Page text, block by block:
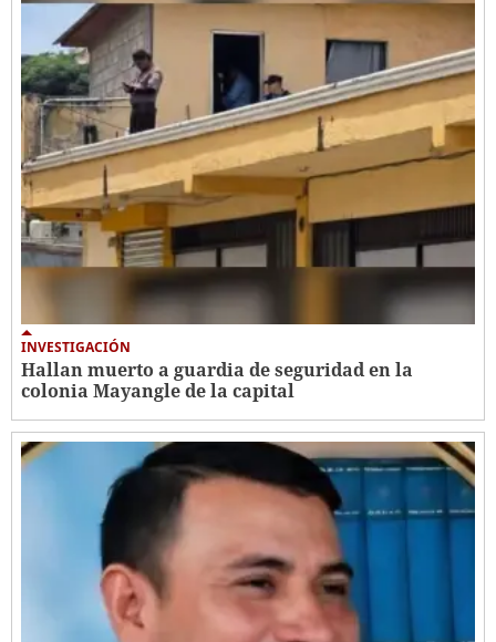
INVESTIGACIÓN
Hallan muerto a guardia de seguridad en la
colonia Mayangle de la capital